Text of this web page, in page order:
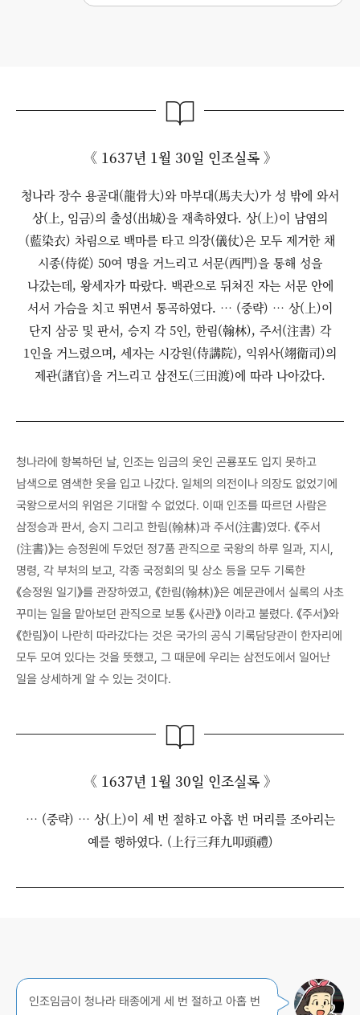
《 1637년 1월 30일 인조실록 》
청나라 장수 용골대(龍骨大)와 마부대(馬夫大)가 성 밖에 와서
상(上, 임금)의 출성(出城)을 재촉하였다. 상(上)이 남염의
(藍染衣) 차림으로 백마를 타고 의장(儀仗)은 모두 제거한 채
시종(侍從) 50여 명을 거느리고 서문(西門)을 통해 성을
나갔는데, 왕세자가 따랐다. 백관으로 뒤쳐진 자는 서문 안에
서서 가슴을 치고 뛰면서 통곡하였다. … (중략) … 상(上)이
단지 삼공 및 판서, 승지 각 5인, 한림(翰林), 주서(注書) 각
1인을 거느렸으며, 세자는 시강원(侍講院), 익위사(翊衛司)의
제관(諸官)을 거느리고 삼전도(三田渡)에 따라 나아갔다.
청나라에 항복하던 날, 인조는 임금의 옷인 곤룡포도 입지 못하고
남색으로 염색한 옷을 입고 나갔다. 일체의 의전이나 의장도 없었기에
국왕으로서의 위엄은 기대할 수 없었다. 이때 인조를 따르던 사람은
삼정승과 판서, 승지 그리고 한림(翰林)과 주서(注書)였다. 《주서
(注書)》는 승정원에 두었던 정7품 관직으로 국왕의 하루 일과, 지시,
명령, 각 부처의 보고, 각종 국정회의 및 상소 등을 모두 기록한
《승정원 일기》를 관장하였고, 《한림(翰林)》은 예문관에서 실록의 사초
꾸미는 일을 맡아보던 관직으로 보통 《사관》 이라고 불렸다. 《주서》와
《한림》이 나란히 따라갔다는 것은 국가의 공식 기록담당관이 한자리에
모두 모여 있다는 것을 뜻했고, 그 때문에 우리는 삼전도에서 일어난
일을 상세하게 알 수 있는 것이다.
《 1637년 1월 30일 인조실록 》
… (중략) … 상(上)이 세 번 절하고 아홉 번 머리를 조아리는
예를 행하였다. (上行三拜九叩頭禮)
인조임금이 청나라 태종에게 세 번 절하고 아홉 번